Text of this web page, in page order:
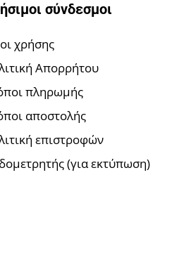
σύνδεσμοι
χρήσης
Απορρήτου
πληρωμής
αποστολής
επιστροφών
(για εκτύπωση)